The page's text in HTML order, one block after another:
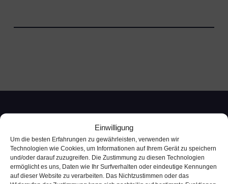
Einwilligung
Um die besten Erfahrungen zu gewährleisten, verwenden wir
Technologien wie Cookies, um Informationen auf Ihrem Gerät zu speichern
und/oder darauf zuzugreifen. Die Zustimmung zu diesen Technologien
ermöglicht es uns, Daten wie Ihr Surfverhalten oder eindeutige Kennungen
auf dieser Website zu verarbeiten. Das Nichtzustimmen oder das
Kontakt Kundenservice